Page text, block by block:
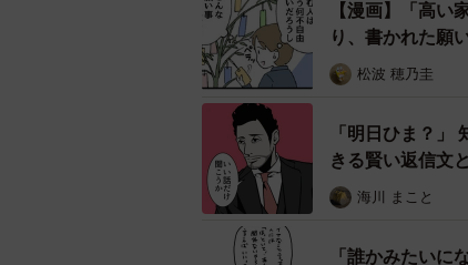
そんな中で、Oさんの持ってき
【漫画】「高い
り、書かれた願
松波 穂乃圭
「明日ひま？
きる賢い返信文
海川 まこと
「誰かみたい